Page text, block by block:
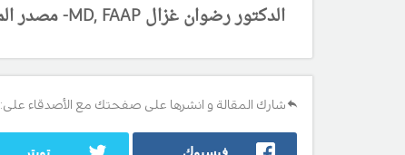
الدكتور رضوان غزال MD, FAAP- مصدر المعلومات : كتاب نلسون طب الاطفال 2016 - آخر تحديث 20/12/2017
شارك المقالة و انشرها على صفحتك مع الأصدقاء على: